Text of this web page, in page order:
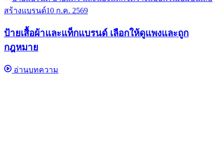
สร้างแบรนด์10 ก.ค. 2569
ป้ายเสื้อผ้าและแท็กแบรนด์ เลือกให้ดูแพงและถูก
กฎหมาย
อ่านบทความ